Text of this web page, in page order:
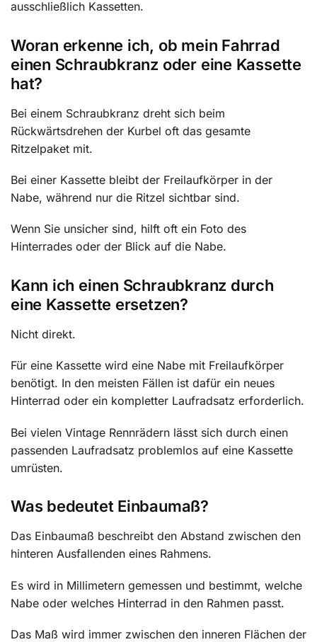
ausschließlich Kassetten.
Woran erkenne ich, ob mein Fahrrad
einen Schraubkranz oder eine Kassette
hat?
Bei einem Schraubkranz dreht sich beim
Rückwärtsdrehen der Kurbel oft das gesamte
Ritzelpaket mit.
Bei einer Kassette bleibt der Freilaufkörper in der
Nabe, während nur die Ritzel sichtbar sind.
Wenn Sie unsicher sind, hilft oft ein Foto des
Hinterrades oder der Blick auf die Nabe.
Kann ich einen Schraubkranz durch
eine Kassette ersetzen?
Nicht direkt.
Für eine Kassette wird eine Nabe mit Freilaufkörper
benötigt. In den meisten Fällen ist dafür ein neues
Hinterrad oder ein kompletter Laufradsatz erforderlich.
Bei vielen Vintage Rennrädern lässt sich durch einen
passenden Laufradsatz problemlos auf eine Kassette
umrüsten.
Was bedeutet Einbaumaß?
Das Einbaumaß beschreibt den Abstand zwischen den
hinteren Ausfallenden eines Rahmens.
Es wird in Millimetern gemessen und bestimmt, welche
Nabe oder welches Hinterrad in den Rahmen passt.
Das Maß wird immer zwischen den inneren Flächen der